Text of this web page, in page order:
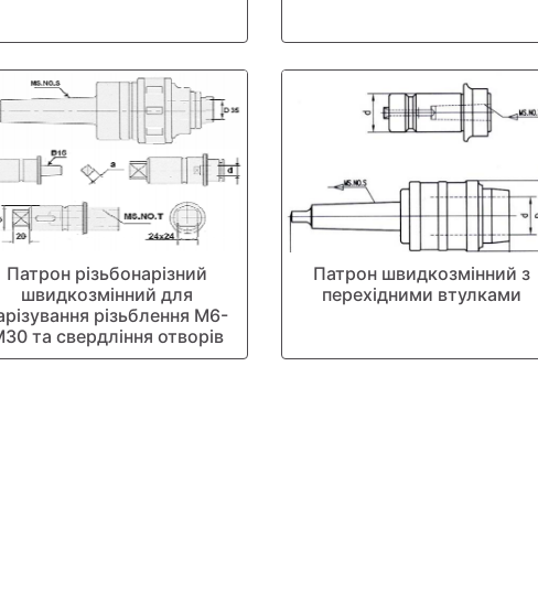
Патрон різьбонарізний
швидкозмінний для
різьблення М6-
та свердління отворів
Патрон швидкозмінний з
перехідними втулками